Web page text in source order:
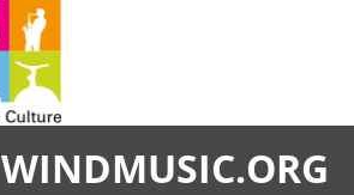
WINDMUSIC.ORG